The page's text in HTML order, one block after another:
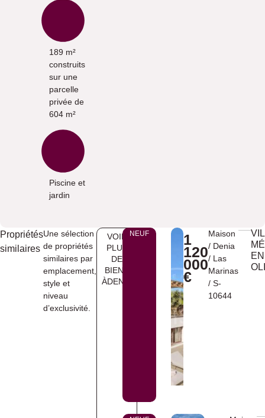
189 m²
construits
sur une
parcelle
privée de
604 m²
Piscine et
jardin
Propriétés
similaires
Une sélection
de propriétés
similaires par
emplacement,
style et
niveau
d’exclusivité.
VOIR
PLUS
DE
BIENS
ÀDENIA
NEUF 1
120
000
€
Maison
/ Denia
/ Las
Marinas
/ S-
10644